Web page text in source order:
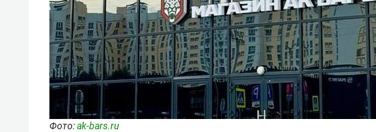
Фото:ak-bars.ru